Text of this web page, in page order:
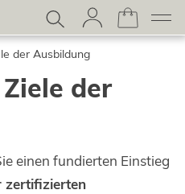
der Ausbildung
der
einen fundierten Einstieg
zertifizierten